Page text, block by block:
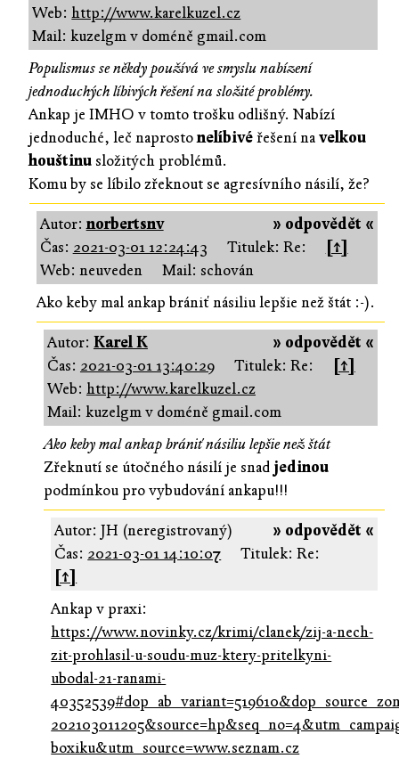
Web:http://www.karelkuzel.cz
Mail: kuzelgm v doméně gmail.com
Populismus se někdy používá ve smyslu nabízení
jednoduchých líbivých řešení na složité problémy.
Ankap je IMHO v tomto trošku odlišný. Nabízí
jednoduché, leč naprostonelíbivéřešení navelkou
houštinusložitých problémů.
Komu by se líbilo zřeknout se agresívního násilí, že?
» odpovědět «
Autor:norbertsnv
Čas: 2021-03-01 12:24:43 Titulek: Re:
[↑]
Web: neuveden
Mail: schován
Ako keby mal ankap brániť násiliu lepšie než štát :-).
» odpovědět «
Autor: Karel K
Čas: 2021-03-01 13:40:29 Titulek: Re:
[↑]
Web: http://www.karelkuzel.cz
Mail: kuzelgm v doméně gmail.com
Ako keby mal ankap brániť násiliu lepšie než štát
Zřeknutí se útočného násilí je snad jedinou
podmínkou pro vybudování ankapu!!!
» odpovědět «
Autor: JH (neregistrovaný)
Čas: 2021-03-01 14:10:07
Titulek: Re:
[↑]
Ankap v praxi:
https://www.novinky.cz/krimi/clanek/zij-a-nech-
zit-prohlasil-u-soudu-muz-ktery-pritelkyni-
ubodal-21-ranami-
boxiku&utm_source=www.seznam.cz